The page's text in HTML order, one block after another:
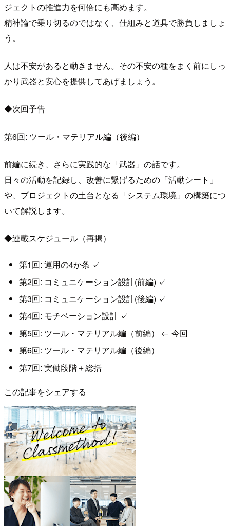
ジェクトの推進力を何倍にも高めます。
精神論で乗り切るのではなく、仕組みと道具で勝負しましょ
う。
人は不安があると動きません。その不安の種をまく前にしっ
かり武器と安心を提供してあげましょう。
◆次回予告
第6回: ツール・マテリアル編（後編）
前編に続き、さらに実践的な「武器」の話です。
日々の活動を記録し、改善に繋げるための「活動シート」
や、プロジェクトの土台となる「システム環境」の構築につ
いて解説します。
◆連載スケジュール（再掲）
第1回: 運用の4か条 ✓
第2回: コミュニケーション設計(前編) ✓
第3回: コミュニケーション設計(後編) ✓
第4回: モチベーション設計 ✓
第5回: ツール・マテリアル編（前編） ← 今回
第6回: ツール・マテリアル編（後編）
第7回: 実働段階＋総括
この記事をシェアする